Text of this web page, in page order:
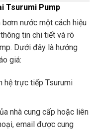
Tsurumi Pump
nước một cách hiệu
tin chi tiết và rõ
Dưới đây là hướng
giá:
hệ trực tiếp Tsurumi
nhà cung cấp hoặc liên
email được cung